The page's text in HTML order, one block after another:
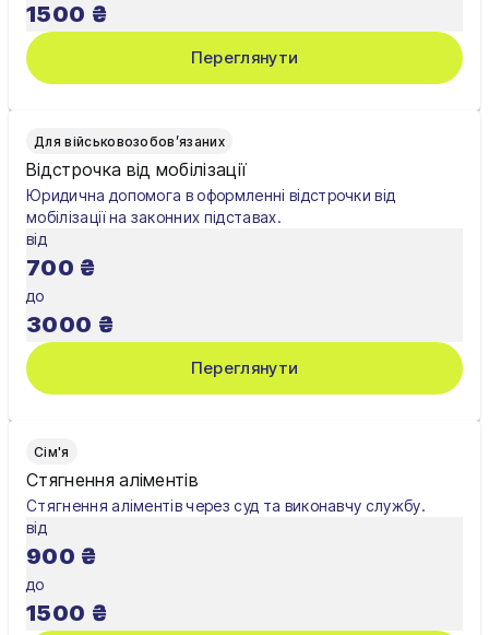
1500 ₴
Переглянути
Для військовозобов’язаних
Відстрочка від мобілізації
Юридична допомога в оформленні відстрочки від
мобілізації на законних підставах.
від
700 ₴
до
3000 ₴
Переглянути
Сім'я
Стягнення аліментів
Стягнення аліментів через суд та виконавчу службу.
від
900 ₴
до
1500 ₴